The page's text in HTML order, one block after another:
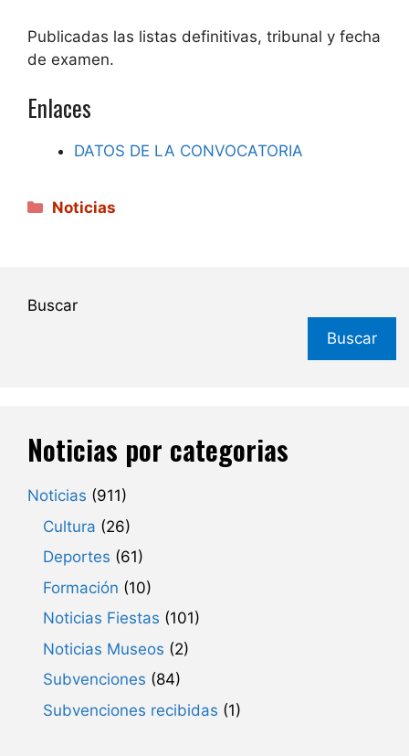
Publicadas las listas definitivas, tribunal y fecha
de examen.
Enlaces
DATOS DE LA CONVOCATORIA
Categorías
Noticias
Buscar
Buscar
Noticias por categorias
Noticias (911)
Cultura (26)
Deportes (61)
Formación (10)
Noticias Fiestas (101)
Noticias Museos (2)
Subvenciones (84)
Subvenciones recibidas (1)